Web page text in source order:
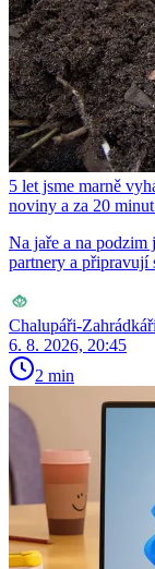
5 let jsme marně
noviny a za 20
Na jaře a na
partnery a připravují
Chalupáři-Zahrádkáři
6. 8. 2026, 20:45
2 min